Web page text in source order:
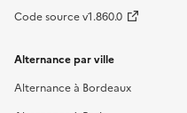
Code source v1.860.0
Alternance par ville
Alternance à Bordeaux